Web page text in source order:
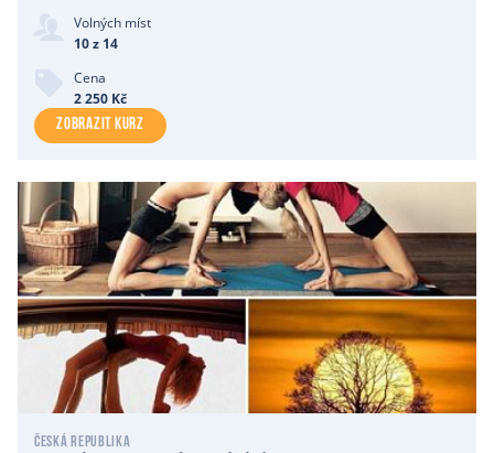
Volných míst
10 z 14
Cena
2 250 Kč
ZOBRAZIT KURZ
Česká republika